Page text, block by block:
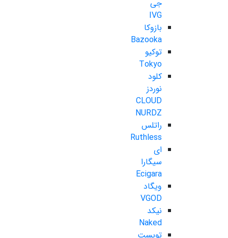
جی
IVG
بازوکا
Bazooka
توکیو
Tokyo
کلود
نوردز
CLOUD
NURDZ
راتلس
Ruthless
ای
سیگارا
Ecigara
ویگاد
VGOD
نیکد
Naked
تویست